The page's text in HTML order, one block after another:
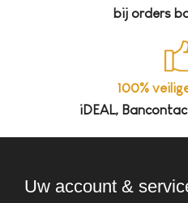
bij orders
100%
iDEAL,
Uw account &